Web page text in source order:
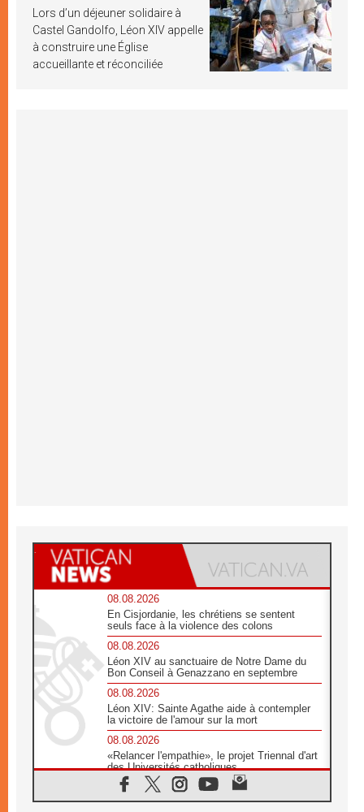
Lors d’un déjeuner solidaire à
Castel Gandolfo, Léon XIV appelle
à construire une Église
accueillante et réconciliée
08.08.2026
En Cisjordanie, les chrétiens se sentent
seuls face à la violence des colons
08.08.2026
Léon XIV au sanctuaire de Notre Dame du
Bon Conseil à Genazzano en septembre
08.08.2026
Léon XIV: Sainte Agathe aide à contempler
la victoire de l'amour sur la mort
08.08.2026
«Relancer l'empathie», le projet Triennal d'art
des Universités catholiques
08.08.2026
Signis 2026, donner la parole aux religieuses